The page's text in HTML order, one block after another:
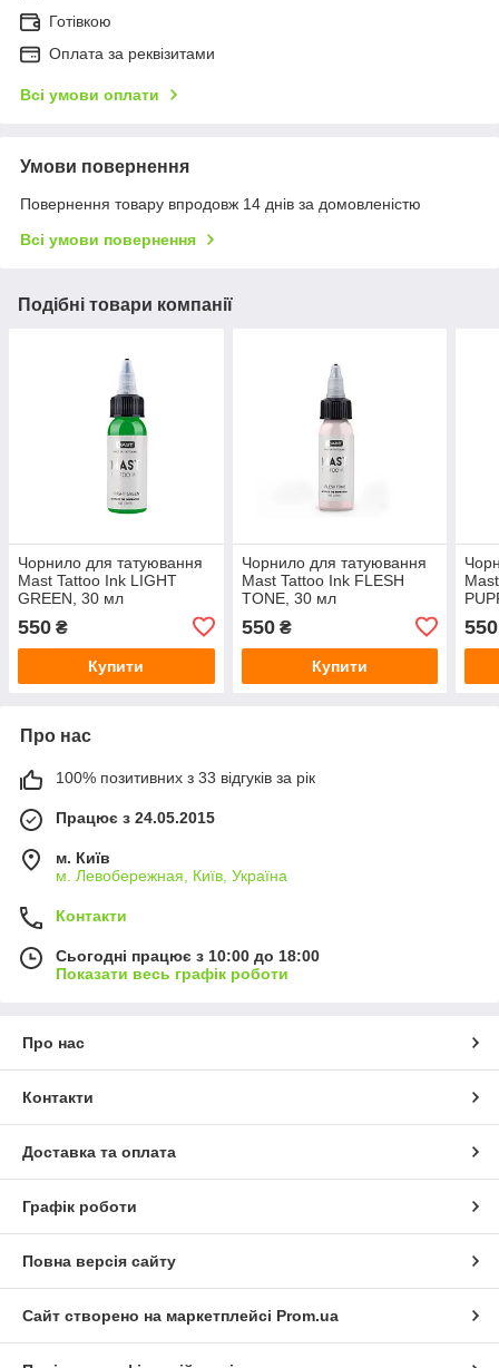
Готівкою
Оплата за реквізитами
Всі умови оплати
Умови повернення
Повернення товару впродовж 14 днів за домовленістю
Всі умови повернення
Подібні товари компанії
Чорнило для татуювання
Mast Tattoo Ink LIGHT
GREEN, 30 мл
550 ₴
Купити
Чорнило для татуювання
Mast Tattoo Ink FLESH
TONE, 30 мл
550₴
Купити
550
Про нас
100% позитивних з 33 відгуків за рік
Працює з 24.05.2015
м. Київ
м. Левобережная, Київ, Україна
Контакти
Сьогодні працює з 10:00 до 18:00
Показати весь графік роботи
Про нас
Контакти
Доставка та оплата
Графік роботи
Повна версія сайту
Сайт створено на маркетплейсі Prom.ua